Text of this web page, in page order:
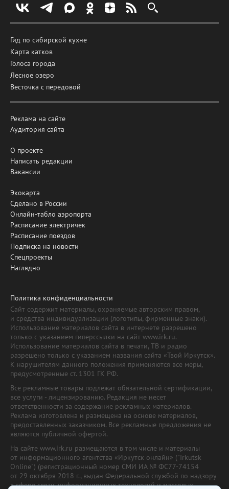
Гид по сибирской кухне
Карта катков
Голоса города
Лесное озеро
Весточка с передовой
Реклама на сайте
Аудитория сайта
О проекте
Написать редакции
Вакансии
Экокарта
Сделано в России
Онлайн-табло аэропорта
Расписание электричек
Расписание поездов
Подписка на новости
Спецпроекты
Наглядно
Политика конфиденциальности
Сайт содержит материалы, охраняемые авторским правом,
и средства индивидуализации (логотипы, фирменные знаки).
Использование материалов сайта в интернете разрешено
только с указанием гиперссылки на сайт www.irk.ru.
Использование материалов сайта в печати, ТВ и радио
разрешено только с указанием названия сайта «Твой Иркутск».
К нарушителям данного положения применяются все меры,
предусмотренные ст. 1301 ГК РФ.
Все рекламные товары подлежат обязательной сертификации,
все услуги - лицензированию. Редакция не несет
ответственности за содержание рекламных материалов.
Реклама изготовлена и размещена на основе материалов,
предоставленных заказчиком. Все рекламные предложения не
являются публичной офертой.
На сайте www.irk.ru размещаются в том числе и материалы
от информационного агентства «Иркутск онлайн» ("Irkutsk
Online") (регистрационный номер СМИ ИА № ФС77-74154
от 29 октября 2018 г., выдан Федеральной службой по надзору
в сфере связи, информационных технологий и массовых